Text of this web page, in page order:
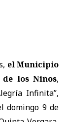
el Municipio
los Niños,
Infinita”,
domingo 9 de